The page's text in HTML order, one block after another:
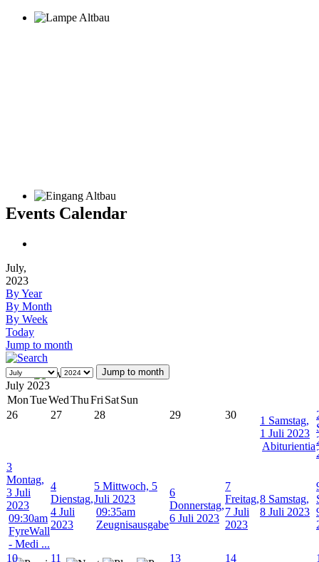
Events Calendar
July,
2023
By Year
By Month
By Week
Today
Jump to month
Jump to month
July 2023
MonTueWedThuFri SatSun
26
27 28 29 30 1 Samstag,
1 Juli 2023
Abiturientia
3
Montag,
3 Juli
2023
09:30am
FyreWall
- Medi ...
4
Dienstag,
4 Juli
2023
5 Mittwoch, 5
Juli 2023
09:35am
Zeugnisausgabe
6
Donnerstag,
6 Juli 2023
7
Freitag,
7 Juli
2023
8 Samstag,
8 Juli 2023
10 11 13 14